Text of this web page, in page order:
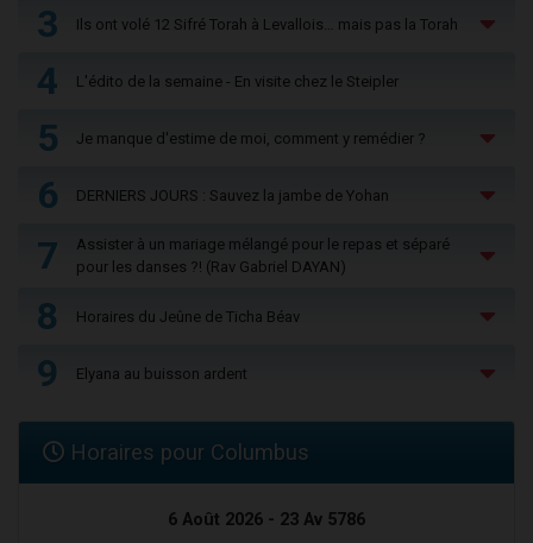
3 Ils ont volé 12 Sifré Torah à Levallois… mais pas la Torah
4 L'édito de la semaine - En visite chez le Steipler
5 Je manque d'estime de moi, comment y remédier ?
6 DERNIERS JOURS : Sauvez la jambe de Yohan
7
Assister à un mariage mélangé pour le repas et séparé
pour les danses ?! (Rav Gabriel DAYAN)
8 Horaires du Jeûne de Ticha Béav
9 Elyana au buisson ardent
Horaires pour Columbus
6 Août 2026 - 23 Av 5786